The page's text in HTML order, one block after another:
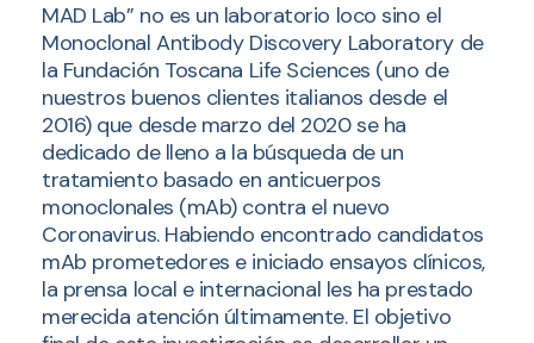
MAD Lab” no es un laboratorio loco sino el
Monoclonal Antibody Discovery Laboratory de
la Fundación Toscana Life Sciences (uno de
nuestros buenos clientes italianos desde el
2016) que desde marzo del 2020 se ha
dedicado de lleno a la búsqueda de un
tratamiento basado en anticuerpos
monoclonales (mAb) contra el nuevo
Coronavirus. Habiendo encontrado candidatos
mAb prometedores e iniciado ensayos clínicos,
la prensa local e internacional les ha prestado
merecida atención últimamente. El objetivo